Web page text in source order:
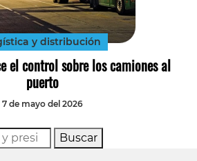
y distribución
el control sobre los camiones al
puerto
7 de mayo del 2026
Buscar